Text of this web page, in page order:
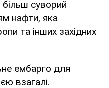
суворий
нафти, яка
та інших західних
ембарго для
взагалі.